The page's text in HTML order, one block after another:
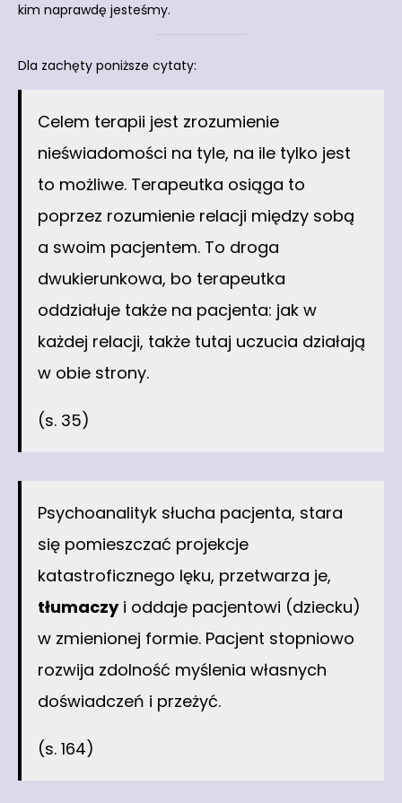
kim naprawdę jesteśmy.
Dla zachęty poniższe cytaty:
Celem terapii jest zrozumienie
nieświadomości na tyle, na ile tylko jest
to możliwe. Terapeutka osiąga to
poprzez rozumienie relacji między sobą
a swoim pacjentem. To droga
dwukierunkowa, bo terapeutka
oddziałuje także na pacjenta: jak w
każdej relacji, także tutaj uczucia działają
w obie strony.
(s. 35)
Psychoanalityk słucha pacjenta, stara
się pomieszczać projekcje
katastroficznego lęku, przetwarza je,
tłumaczyi oddaje pacjentowi (dziecku)
w zmienionej formie. Pacjent stopniowo
rozwija zdolność myślenia własnych
doświadczeń i przeżyć.
(s. 164)